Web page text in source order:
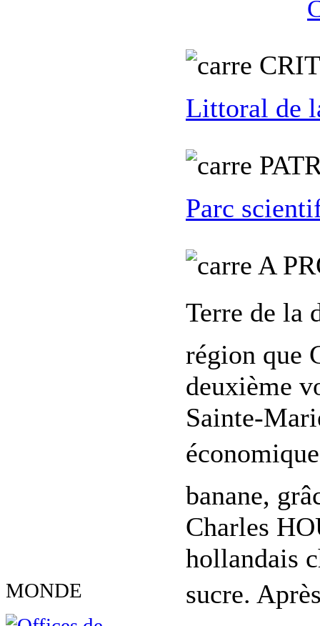
MONDE
C
Littoral de
Parc
A
Terre de la
région que
deuxième
Sainte-
banane,
Charles
hollandais
sucre.